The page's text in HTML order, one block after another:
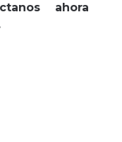
ahora